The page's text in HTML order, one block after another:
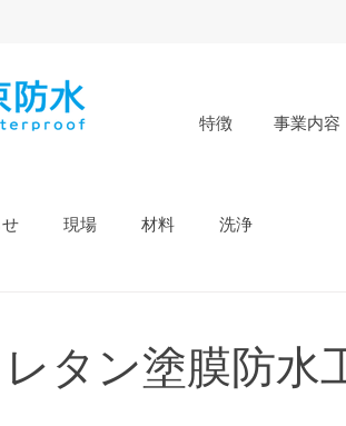
特徴 事業内容
現場 材料 洗浄
タン塗膜防水